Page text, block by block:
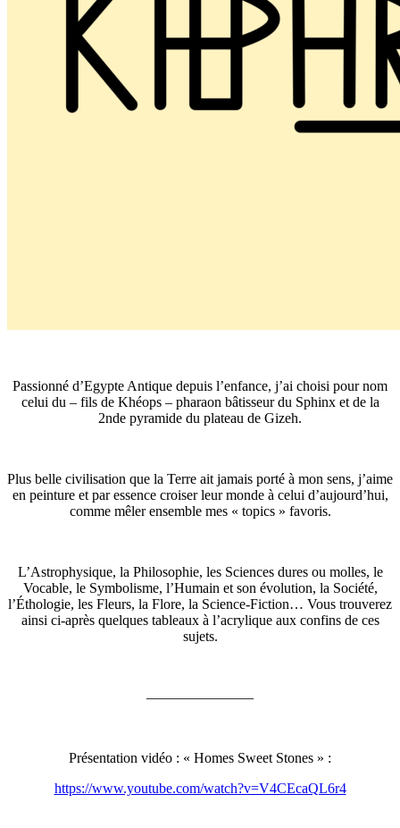
Passionné d’Egypte Antique depuis l’enfance, j’ai choisi pour nom
celui du – fils de Khéops – pharaon bâtisseur du Sphinx et de la
2nde pyramide du plateau de Gizeh.
Plus belle civilisation que la Terre ait jamais porté à mon sens, j’aime
en peinture et par essence croiser leur monde à celui d’aujourd’hui,
comme mêler ensemble mes « topics » favoris.
L’Astrophysique, la Philosophie, les Sciences dures ou molles, le
Vocable, le Symbolisme, l’Humain et son évolution, la Société,
l’Éthologie, les Fleurs, la Flore, la Science-Fiction… Vous trouverez
ainsi ci-après quelques tableaux à l’acrylique aux confins de ces
sujets.
———————–
Présentation vidéo : « Homes Sweet Stones » :
https://www.youtube.com/watch?v=V4CEcaQL6r4